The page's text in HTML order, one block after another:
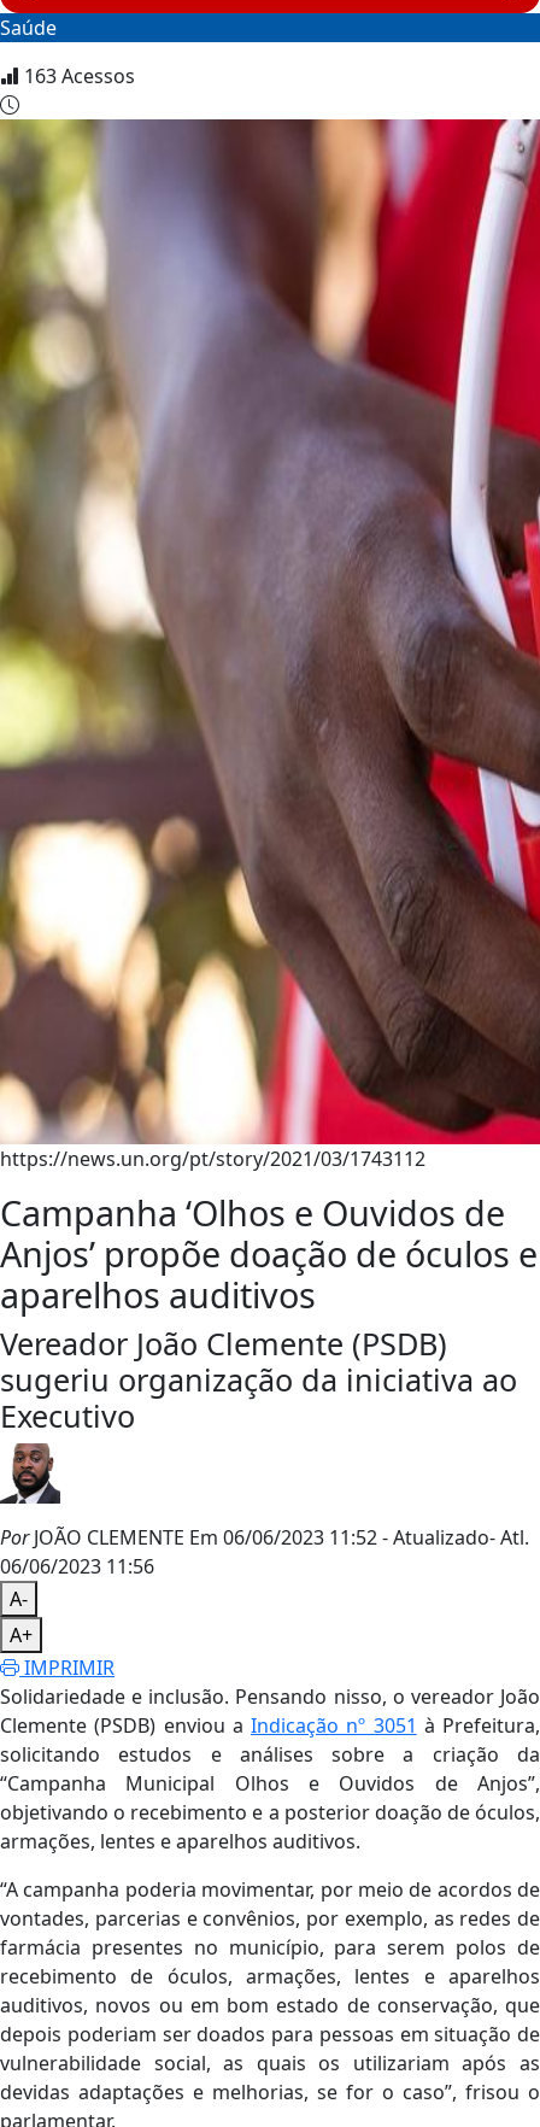
Saúde
163Acessos
https://news.un.org/pt/story/2021/03/1743112
Campanha ‘Olhos e Ouvidos de
Anjos’ propõe doação de óculos e
aparelhos auditivos
Vereador João Clemente (PSDB)
sugeriu organização da iniciativa ao
Executivo
PorJOÃO CLEMENTE Em 06/06/2023 11:52- Atualizado- Atl.
06/06/2023 11:56
A-
A+
IMPRIMIR
Solidariedade e inclusão. Pensando nisso, o vereador João
Clemente (PSDB) enviou a Indicação nº 3051 à Prefeitura,
solicitando estudos e análises sobre a criação da
“Campanha Municipal Olhos e Ouvidos de Anjos”,
objetivando o recebimento e a posterior doação de óculos,
armações, lentes e aparelhos auditivos.
“A campanha poderia movimentar, por meio de acordos de
vontades, parcerias e convênios, por exemplo, as redes de
farmácia presentes no município, para serem polos de
recebimento de óculos, armações, lentes e aparelhos
auditivos, novos ou em bom estado de conservação, que
depois poderiam ser doados para pessoas em situação de
vulnerabilidade social, as quais os utilizariam após as
devidas adaptações e melhorias, se for o caso”, frisou o
parlamentar.